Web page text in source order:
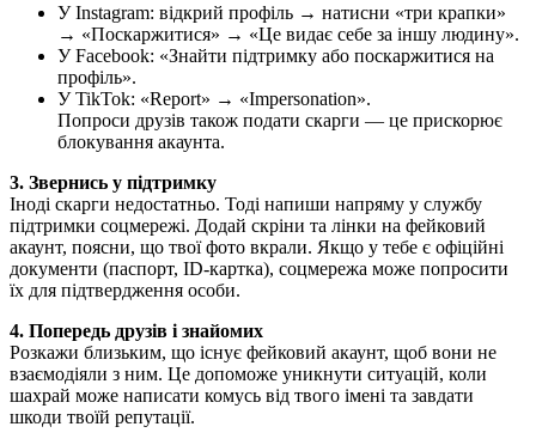
У Instagram: відкрий профіль → натисни «три крапки»
→ «Поскаржитися» → «Це видає себе за іншу людину».
У Facebook: «Знайти підтримку або поскаржитися на
профіль».
У TikTok: «Report» → «Impersonation».
Попроси друзів також подати скарги — це прискорює
блокування акаунта.
3. Звернись у підтримку
Іноді скарги недостатньо. Тоді напиши напряму у службу
підтримки соцмережі. Додай скріни та лінки на фейковий
акаунт, поясни, що твої фото вкрали. Якщо у тебе є офіційні
документи (паспорт, ID-картка), соцмережа може попросити
їх для підтвердження особи.
4. Попередь друзів і знайомих
Розкажи близьким, що існує фейковий акаунт, щоб вони не
взаємодіяли з ним. Це допоможе уникнути ситуацій, коли
шахрай може написати комусь від твого імені та завдати
шкоди твоїй репутації.